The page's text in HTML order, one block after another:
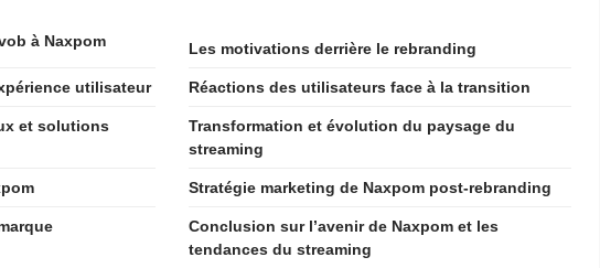
à Naxpom Les motivations derrière le rebranding
utilisateur Réactions des utilisateurs face à la transition
et solutions
Transformation et évolution du paysage du
streaming
Stratégie marketing de Naxpom post-rebranding
Conclusion sur l’avenir de Naxpom et les
tendances du streaming